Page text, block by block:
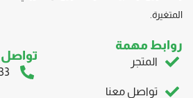
المتغيرة.
روابط مهمة
المتجر
تواصل معنا
تواصل